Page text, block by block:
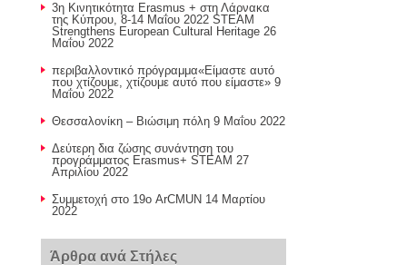
3η Κινητικότητα Erasmus + στη Λάρνακα
της Κύπρου, 8-14 Μαΐου 2022 STEAM
Strengthens European Cultural Heritage 26
Μαΐου 2022
περιβαλλοντικό πρόγραμμα«Είμαστε αυτό
που χτίζουμε, χτίζουμε αυτό που είμαστε» 9
Μαΐου 2022
Θεσσαλονίκη – Βιώσιμη πόλη 9 Μαΐου 2022
Δεύτερη δια ζώσης συνάντηση του
προγράμματος Erasmus+ STEAM 27
Απριλίου 2022
Συμμετοχή στο 19ο ArCΜUN 14 Μαρτίου
2022
Άρθρα ανά Στήλες